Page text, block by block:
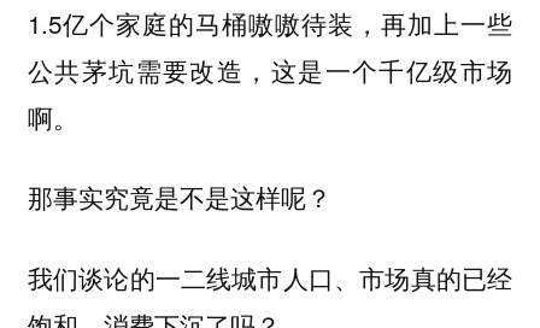
1.5亿个家庭的马桶嗷嗷待装，再加上一些
公共茅坑需要改造，这是一个千亿级市场
啊。
那事实究竟是不是这样呢？
我们谈论的一二线城市人口、市场真的已经